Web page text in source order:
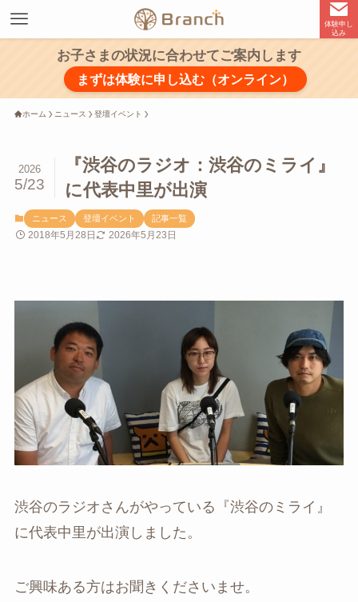
体験申し
込み
お子さまの状況に合わせてご案内します
まずは体験に申し込む（オンライン）
ホーム ニュース 登壇イベント
『渋谷のラジオ：渋谷のミライ』
に代表中里が出演
2026
5/23
ニュース 登壇イベント 記事一覧
2018年5月28日 2026年5月23日
渋谷のラジオさんがやっている『渋谷のミライ』
に代表中里が出演しました。
ご興味ある方はお聞きくださいませ。